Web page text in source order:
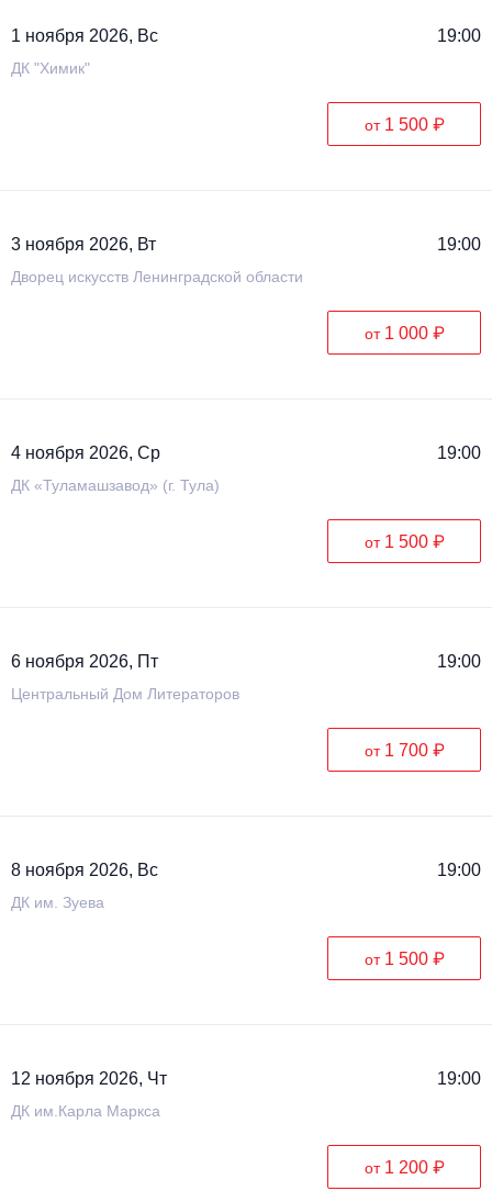
1 ноября 2026, Вс 19:00
ДК "Химик"
от 1 500 ₽
3 ноября 2026, Вт 19:00
Дворец искусств Ленинградской области
от 1 000 ₽
4 ноября 2026, Ср 19:00
ДК «Туламашзавод» (г. Тула)
от 1 500 ₽
6 ноября 2026, Пт 19:00
Центральный Дом Литераторов
от 1 700 ₽
8 ноября 2026, Вс 19:00
ДК им. Зуева
от 1 500 ₽
12 ноября 2026, Чт 19:00
ДК им.Карла Маркса
от 1 200 ₽